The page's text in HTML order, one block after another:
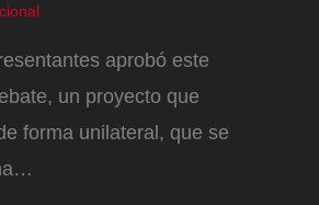
aprobó este
un proyecto que
forma unilateral, que se